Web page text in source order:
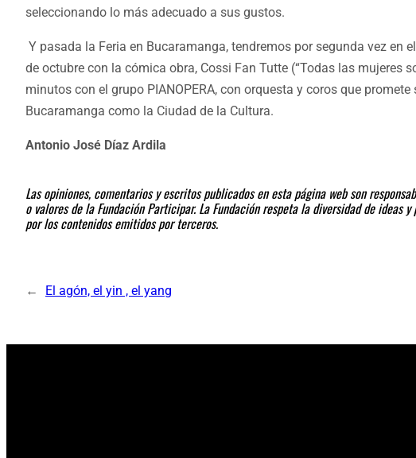
seleccionando lo más adecuado a sus gustos.
Y pasada la Feria en Bucaramanga, tendremos por segunda vez en
de octubre con la cómica obra, Cossi Fan Tutte (“Todas las mujeres
minutos con el grupo PIANOPERA, con orquesta y coros que
Bucaramanga como la Ciudad de la Cultura.
Antonio José Díaz Ardila
Las opiniones, comentarios y escritos publicados en esta página web son
o valores de la Fundación Participar. La Fundación respeta la diversidad de
por los contenidos emitidos por terceros.
← El agón, el yin , el yang